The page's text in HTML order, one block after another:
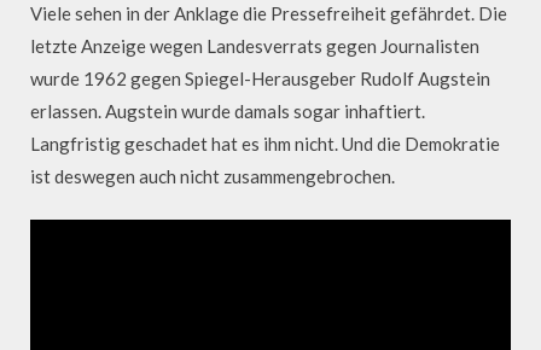
Viele sehen in der Anklage die Pressefreiheit gefährdet. Die
letzte Anzeige wegen Landesverrats gegen Journalisten
wurde 1962 gegen Spiegel-Herausgeber Rudolf Augstein
erlassen. Augstein wurde damals sogar inhaftiert.
Langfristig geschadet hat es ihm nicht. Und die Demokratie
ist deswegen auch nicht zusammengebrochen.